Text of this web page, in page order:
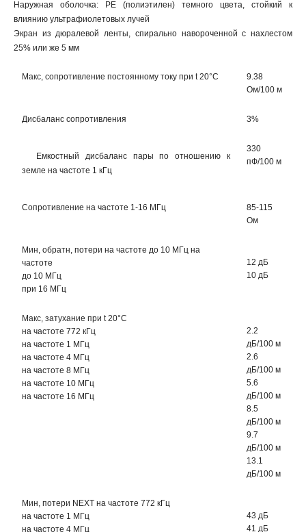
Наружная оболочка: PE (полиэтилен) темного цвета, стойкий к
влиянию ультрафиолетовых лучей
Экран из дюралевой ленты, спирально навороченной с нахлестом
25% или же 5 мм
Макс, сопротивление постоянному току при t 20°С
9.38
Ом/100 м
Дисбаланс сопротивления 3%
Емкостный дисбаланс пары по отношению к
земле на частоте 1 кГц
330
пФ/100 м
Сопротивление на частоте 1-16 МГц
85-115
Ом
Мин, обратн, потери на частоте до 10 МГц на
частоте
до 10 МГц
при 16 МГц
12 дБ
10 дБ
Макс, затухание при t 20°С
на частоте 772 кГц
на частоте 1 МГц
на частоте 4 МГц
на частоте 8 МГц
на частоте 10 МГц
на частоте 16 МГц
2.2
дБ/100 м
2.6
дБ/100 м
5.6
дБ/100 м
8.5
дБ/100 м
9.7
дБ/100 м
13.1
дБ/100 м
Мин, потери NEXT на частоте 772 кГц
на частоте 1 МГц
на частоте 4 МГц
43 дБ
41 дБ